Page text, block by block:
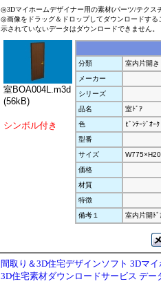
◎3Dマイホームデザイナー用の素材(パーツ/テクス
◎画像をドラッグ＆ドロップしてダウンロードす
示されていないデータはダウンロードできません。
室BOA004L.m3d
(56kB)
シンボル付き
分類
室内片開き
メーカー
シリーズ
品名
室ﾄﾞｱ
色
ﾋﾞﾝﾃｰｼﾞｵｰｸ
型番
サイズ
価格
材質
特徴
備考１
室内片開ﾄﾞ
間取り＆3D住宅デザインソフト 3Dマ
3D住宅素材ダウンロードサービス デー